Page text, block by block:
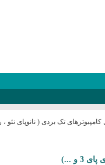
تک بردی ( نانوپای نئو ،
و ...)